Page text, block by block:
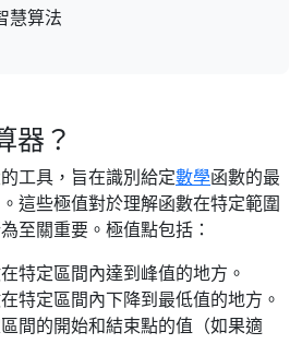
慧算法
器？
工具，旨在識別給定數學函數的最
這些極值對於理解函數在特定範圍
至關重要。極值點包括：
在特定區間內達到峰值的地方。
在特定區間內下降到最低值的地方。
區間的開始和結束點的值（如果適